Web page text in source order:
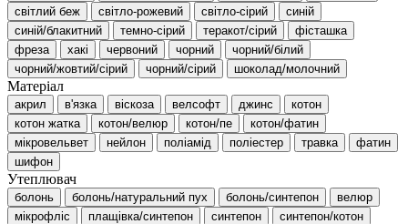
світлий беж
світло-рожевий світло-сірий
синій
синій/блакитний
темно-сірий теракот/сірий
фісташка
фреза
хакі червоний чорний
чорний/білий
чорний/жовтий/сірий
чорний/сірий шоколад/молочний
Матеріал
акрил в'язка віскоза велсофт джинс
котон
котон жатка
котон/велюр котон/пе
котон/фатин
мікровельвет
нейлон поліамід поліестер травка
фатин
шифон
Утеплювач
болонь болонь/натуральний пух болонь/синтепон
велюр
мікрофліс
плащівка/синтепон синтепон
синтепон/котон